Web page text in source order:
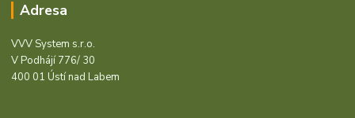
Adresa
VVV System s.r.o.
V Podhájí 776/ 30
400 01 Ústí nad Labem